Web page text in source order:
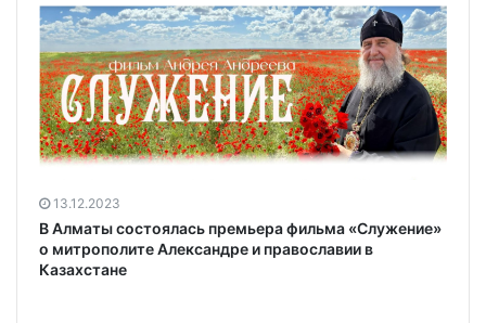
13.12.2023
В Алматы состоялась премьера фильма «Служение»
о митрополите Александре и православии в
Казахстане